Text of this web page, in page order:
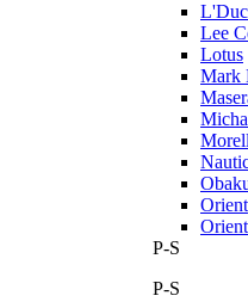
Lee
Lotus
Mark
Orient
P-S
P-S